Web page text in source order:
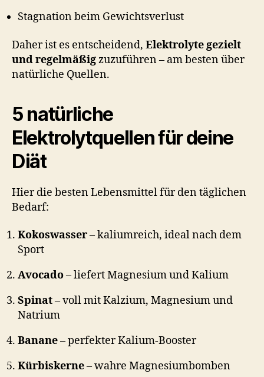
Stagnation beim Gewichtsverlust
Daher ist es entscheidend, Elektrolyte gezielt
und regelmäßigzuzuführen – am besten über
natürliche Quellen.
5 natürliche
Elektrolytquellen für deine
Diät
Hier die besten Lebensmittel für den täglichen
Bedarf:
Kokoswasser– kaliumreich, ideal nach dem
Sport
Avocado– liefert Magnesium und Kalium
Spinat– voll mit Kalzium, Magnesium und
Natrium
Banane– perfekter Kalium-Booster
Kürbiskerne– wahre Magnesiumbomben